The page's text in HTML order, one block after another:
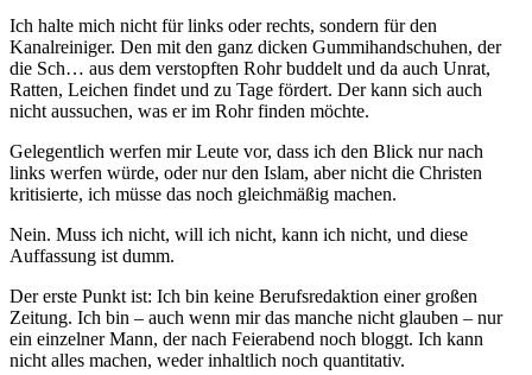
Ich halte mich nicht für links oder rechts, sondern für den
Kanalreiniger. Den mit den ganz dicken Gummihandschuhen, der
die Sch… aus dem verstopften Rohr buddelt und da auch Unrat,
Ratten, Leichen findet und zu Tage fördert. Der kann sich auch
nicht aussuchen, was er im Rohr finden möchte.
Gelegentlich werfen mir Leute vor, dass ich den Blick nur nach
links werfen würde, oder nur den Islam, aber nicht die Christen
kritisierte, ich müsse das noch gleichmäßig machen.
Nein. Muss ich nicht, will ich nicht, kann ich nicht, und diese
Auffassung ist dumm.
Der erste Punkt ist: Ich bin keine Berufsredaktion einer großen
Zeitung. Ich bin – auch wenn mir das manche nicht glauben – nur
ein einzelner Mann, der nach Feierabend noch bloggt. Ich kann
nicht alles machen, weder inhaltlich noch quantitativ.